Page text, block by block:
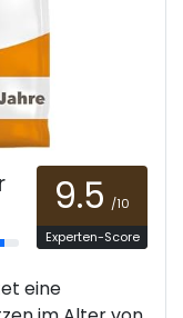
9.5 /10
Experten-Score
eine